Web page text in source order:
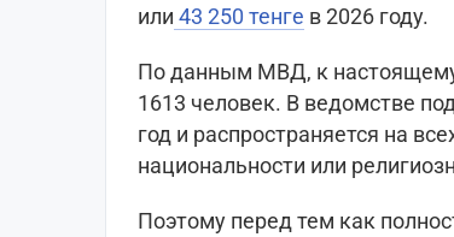
или 43 250 тенге в 2026 году.
По данным МВД, к
1613 человек. В ведомстве
год и распространяется на
национальности или
Поэтому перед тем как